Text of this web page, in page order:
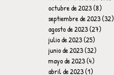
octubre de 2023(8)
septiembre de 2023(32)
agosto de 2023(27)
julio de 2023(25)
junio de 2023(32)
mayo de 2023(4)
abril de 2023(1)